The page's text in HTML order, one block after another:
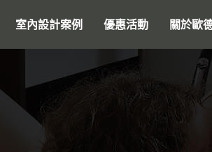
室內設計案例 優惠活動 關於歐搜